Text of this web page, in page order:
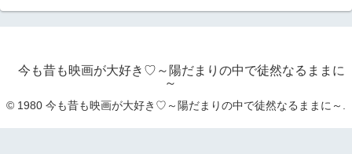
今も昔も映画が大好き♡～陽だまりの中で徒然なるままに
～
© 1980 今も昔も映画が大好き♡～陽だまりの中で徒然なるままに～.